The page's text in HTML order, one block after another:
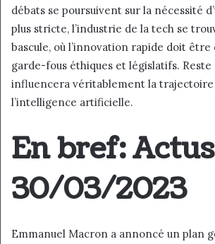
débats se poursuivent sur la nécessité
plus stricte, l’industrie de la tech se
bascule, où l’innovation rapide doit
garde-fous éthiques et législatifs.
influencera véritablement la trajectoire
l’intelligence artificielle.
En bref:
30/03/2023
Emmanuel Macron a annoncé un plan